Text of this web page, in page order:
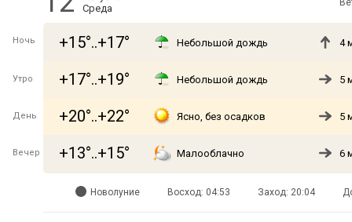
Среда
Ночь +15°..+17° Небольшой дождь 4
Утро +17°..+19° Небольшой дождь 5
День +20°..+22° Ясно, без осадков 5
Вечер +13°..+15° Малооблачно 6
Новолуние Восход: 04:53 Заход: 20:04